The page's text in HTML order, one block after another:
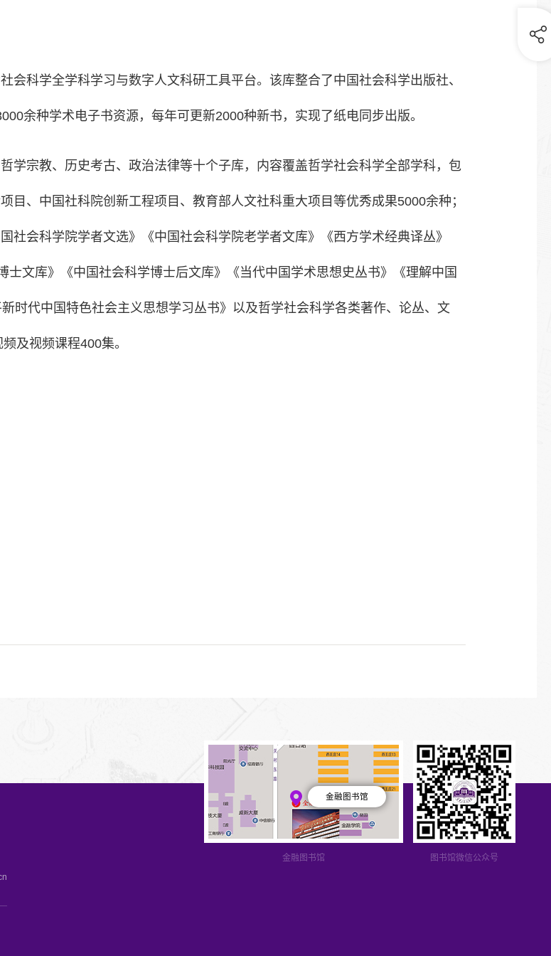
会科学全学科学习与数字人文科研工具平台。该库整合了中国社会科学出版社、
余种学术电子书资源，每年可更新2000种新书，实现了纸电同步出版。
学宗教、历史考古、政治法律等十个子库，内容覆盖哲学社会科学全部学科，包
目、中国社科院创新工程项目、教育部人文社科重大项目等优秀成果5000余种；
社会科学院学者文选》《中国社会科学院老学者文库》《西方学术经典译丛》
士文库》《中国社会科学博士后文库》《当代中国学术思想史丛书》《理解中国
时代中国特色社会主义思想学习丛书》以及哲学社会科学各类著作、论丛、文
及视频课程400集。
金融图书馆
金融图书馆 图书馆微信公众号